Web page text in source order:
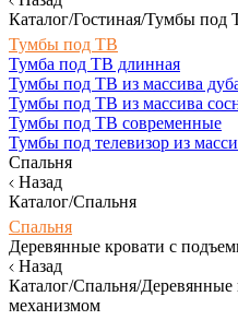
Каталог/Гостиная/Тумбы под
Тумбы под ТВ
Тумба под ТВ длинная
Тумбы под ТВ из массива
Тумбы под ТВ из массива
Тумбы под ТВ современные
Тумбы под телевизор из
Спальня
Назад
Каталог/Спальня
Спальня
Деревянные кровати с
Назад
Каталог/Спальня/
механизмом